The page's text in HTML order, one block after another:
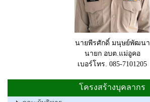
นายพีรศักดิ์ มนุษย์พัฒนา
นายก อบต.แม่อูคอ
เบอร์โทร. 085-7101205
โครงสร้างบุคลากร